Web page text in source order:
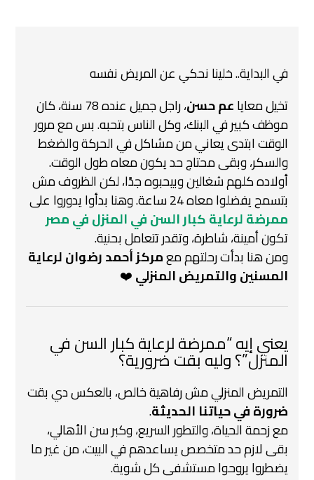
في البداية.. خلينا نحكي عن المريض نفسه
تخيل معاياعم حسن
، راجل جميل عنده 78 سنة، كان
موظف كبير في البنك، وكل الناس بتحبه. بس مع مرور
الوقت ابتدى يعاني من مشاكل في الحركة والضغط
والسكر، وبقى محتاج حد يكون معاه طول الوقت.
أولاده كلهم شغالين وبيحبوه جدًا، لكن الظروف مش
بتسمح يفضلوا معاه 24 ساعة. وهنا بدأوا يدوروا على
ممرضة لرعاية كبار السن في المنزل في مصر
تكون أمينة، شاطرة، وتقدر تتعامل بحنية.
ومن هنا بدأت رحلتهم معمركز أحمد رضوان لرعاية
المسنين والتمريض المنزلي❤️
يعني إيه “ممرضة لرعاية كبار السن في
المنزل”؟ وليه بقت ضرورية؟
التمريض المنزلي مش رفاهية خالص، بالعكس دي بقت
ضرورة في حياتنا الحديثة.
مع زحمة الحياة، والتطور السريع، وكبر سن الأهالي،
بقى لازم حد متخصص يساعدهم في البيت، من غير ما
يضطروا يروحوا مستشفى كل شوية.